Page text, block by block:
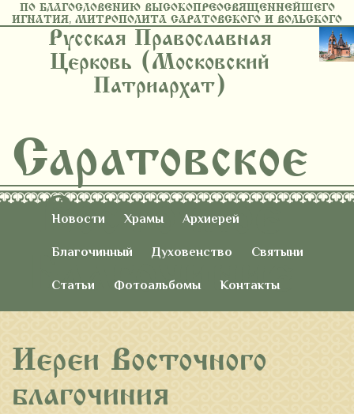
ПО БЛАГОСЛОВЕНИЮ ВЫСОКОПРЕОСВЯЩЕННЕЙШЕГО
ИГНАТИЯ, МИТРОПОЛИТА САРАТОВСКОГО И ВОЛЬСКОГО
Русская Православная
Церковь (Московский
Патриархат)
Саратовское
Восточное
Благочиние
Новости Храмы
Архиерей
Благочинный
Духовенство
Святыни
Статьи
Фотоальбомы Контакты
Иереи Восточного
благочиния